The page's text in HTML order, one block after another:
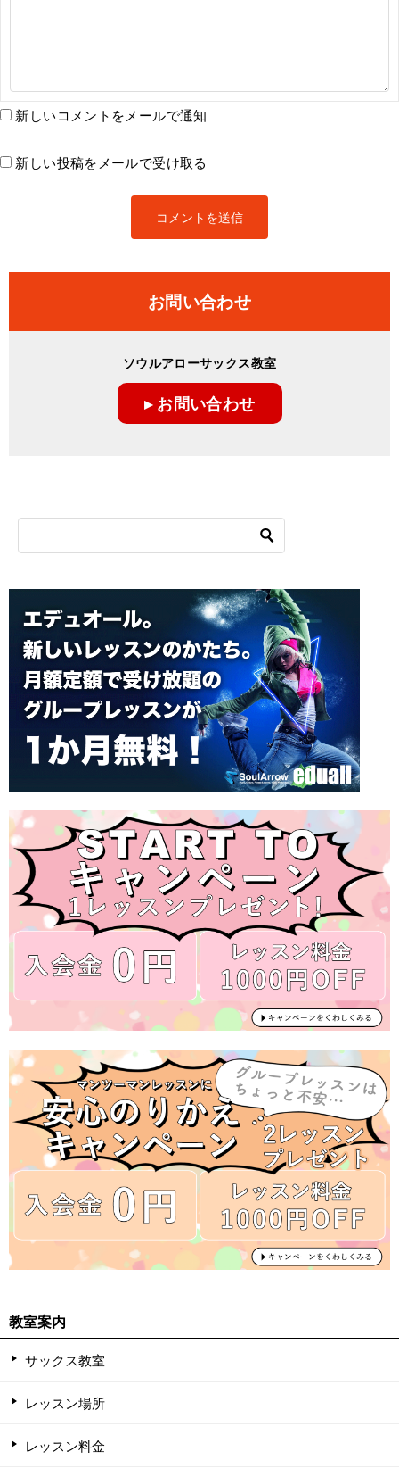
新しいコメントをメールで通知
新しい投稿をメールで受け取る
お問い合わせ
ソウルアローサックス教室
▸ お問い合わせ
教室案内
サックス教室
レッスン場所
レッスン料金